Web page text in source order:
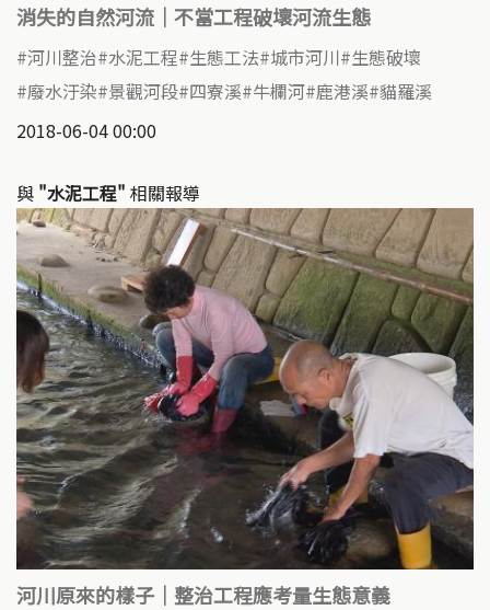
消失的自然河流｜不當工程破壞河流生態
河川整治 水泥工程 生態工法 城市河川 生態破壞
廢水汙染 景觀河段 四寮溪 牛欄河 鹿港溪 貓羅溪
2018-06-04 00:00
與 "水泥工程" 相關報導
河川原來的樣子｜整治工程應考量生態意義